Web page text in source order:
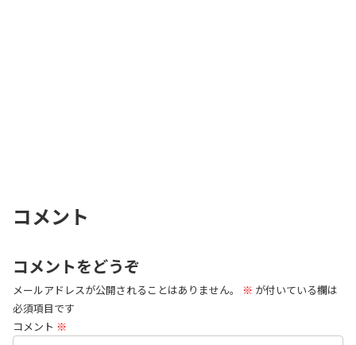
コメント
コメントをどうぞ
メールアドレスが公開されることはありません。 ※ が付いている欄は
必須項目です
コメント ※